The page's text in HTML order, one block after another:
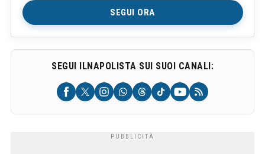
SEGUI ORA
SEGUI ILNAPOLISTA SUI SUOI CANALI: